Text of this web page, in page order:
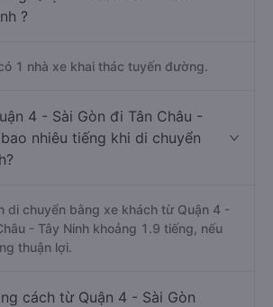
?
1 nhà xe khai thác tuyến đường.
4 - Sài Gòn đi Tân Châu -
nhiêu tiếng khi di chuyển
di chuyển bằng xe khách từ Quận 4 -
- Tây Ninh khoảng 1.9 tiếng, nếu
thuận lợi.
cách từ Quận 4 - Sài Gòn